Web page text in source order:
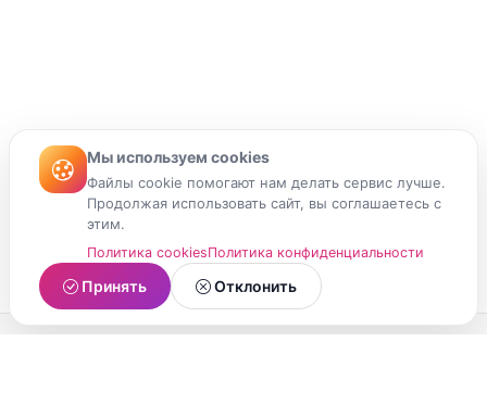
Мы используем cookies
Файлы cookie помогают нам делать сервис лучше.
Продолжая использовать сайт, вы соглашаетесь с
этим.
Политика cookiesПолитика конфиденциальности
Принять Отклонить